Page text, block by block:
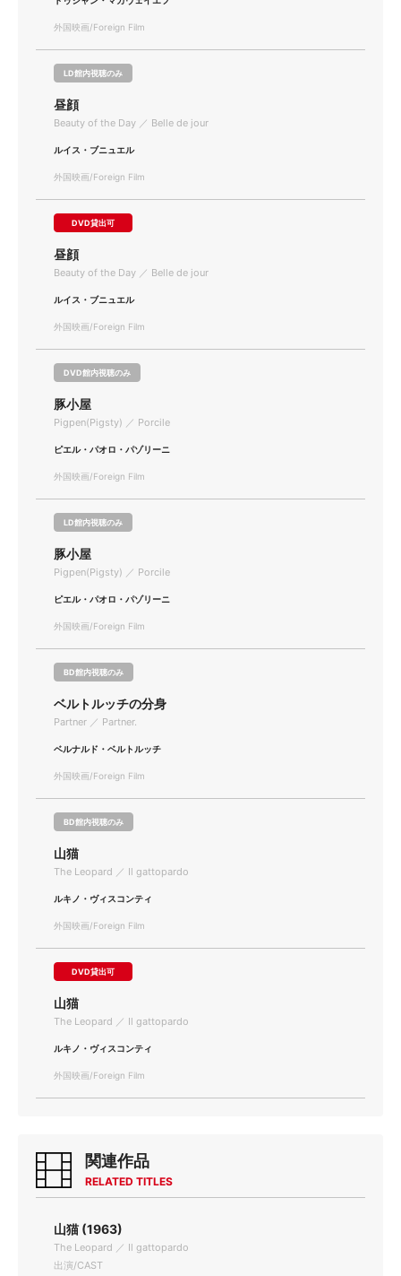
外国映画/Foreign Film
LD館内視聴のみ
昼顔
Beauty of the Day ／ Belle de jour
ルイス・ブニュエル
外国映画/Foreign Film
DVD貸出可
昼顔
Beauty of the Day ／ Belle de jour
ルイス・ブニュエル
外国映画/Foreign Film
DVD館内視聴のみ
豚小屋
Pigpen(Pigsty) ／ Porcile
ピエル・パオロ・パゾリーニ
外国映画/Foreign Film
LD館内視聴のみ
豚小屋
Pigpen(Pigsty) ／ Porcile
ピエル・パオロ・パゾリーニ
外国映画/Foreign Film
BD館内視聴のみ
ベルトルッチの分身
Partner ／ Partner.
ベルナルド・ベルトルッチ
外国映画/Foreign Film
BD館内視聴のみ
山猫
The Leopard ／ Il gattopardo
ルキノ・ヴィスコンティ
外国映画/Foreign Film
DVD貸出可
山猫
The Leopard ／ Il gattopardo
ルキノ・ヴィスコンティ
外国映画/Foreign Film
関連作品
RELATED TITLES
山猫 (1963)
The Leopard ／ Il gattopardo
出演/CAST